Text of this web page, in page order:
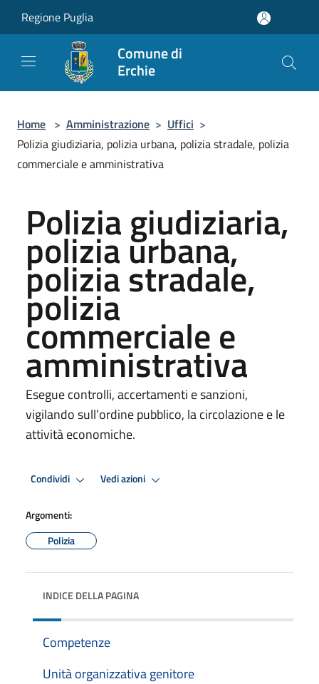
Regione Puglia
Comune di
Erchie
Home > Amministrazione > Uffici >
Polizia giudiziaria, polizia urbana, polizia stradale, polizia
commerciale e amministrativa
Polizia giudiziaria,
polizia urbana,
polizia stradale,
polizia
commerciale e
amministrativa
Esegue controlli, accertamenti e sanzioni,
vigilando sull’ordine pubblico, la circolazione e le
attività economiche.
Condividi Vedi azioni
Argomenti:
Polizia
INDICE DELLA PAGINA
Competenze
Unità organizzativa genitore